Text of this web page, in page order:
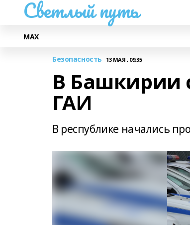
Светлый путь
МАХ
Безопасность 13 МАЯ , 09:35
В Башкирии
ГАИ
В республике начались